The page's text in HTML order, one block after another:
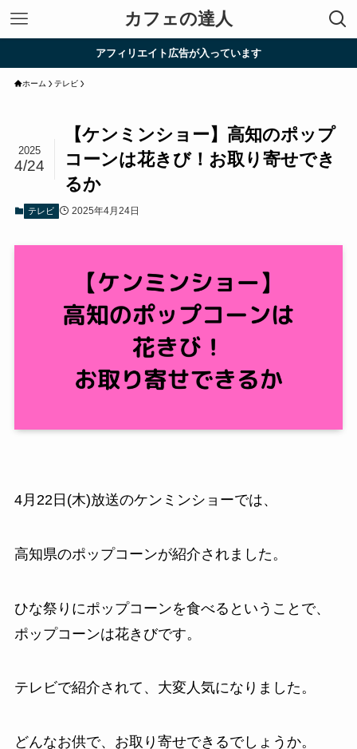
カフェの達人
アフィリエイト広告が入っています
ホーム テレビ
【ケンミンショー】高知のポップ
コーンは花きび！お取り寄せでき
るか
2025
4/24
テレビ 2025年4月24日
4月22日(木)放送のケンミンショーでは、
高知県のポップコーンが紹介されました。
ひな祭りにポップコーンを食べるということで、
ポップコーンは花きびです。
テレビで紹介されて、大変人気になりました。
どんなお供で、お取り寄せできるでしょうか。